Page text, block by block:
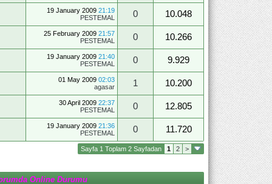
19 January 2009 21:19
PESTEMAL
0
10.048
25 February 2009 21:57
PESTEMAL
0
10.266
19 January 2009 21:40
PESTEMAL
0
9.929
01 May 2009 02:03
agasar
1
10.200
30 April 2009 22:37
PESTEMAL
0
12.805
19 January 2009 21:36
PESTEMAL
0 11.720
Sayfa 1 Toplam 2 Sayfadan 1 2 >
Online Durumu